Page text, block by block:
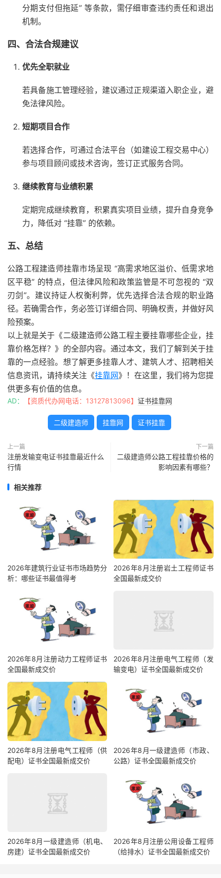
分期支付但拖延” 等条款，需仔细审查违约责任和退出
机制。
四、合法合规建议
优先全职就业
若具备施工管理经验，建议通过正规渠道入职企业，避
免法律风险。
短期项目合作
若选择合作，可通过合法平台（如建设工程交易中心）
参与项目顾问或技术咨询，签订正式服务合同。
继续教育与业绩积累
定期完成继续教育，积累真实项目业绩，提升自身竞争
力，降低对 “挂靠” 的依赖。
五、总结
公路工程建造师挂靠市场呈现 “高需求地区溢价、低需求地
区平稳” 的特点，但法律风险和政策监管是不可忽视的 “双
刃剑”。建议持证人权衡利弊，优先选择合法合规的职业路
径。若确需合作，务必签订详细合同、明确权责，并做好风
险预案。
以上就是关于《二级建造师公路工程主要挂靠哪些企业，挂
靠价格怎样？》的全部内容。通过本文，我们了解到关于挂
靠的一点经验。想了解更多挂靠人才、建筑人才、招聘相关
信息资讯，请持续关注《挂靠网》！在这里，我们将为您提
供更多有价值的信息。
AD： 【资质代办网电话：13127813096】 证书挂靠网
二级建造师 挂靠网 证书挂靠
上一篇
注册发输变电证书挂靠最近什么
行情
下一篇
二级建造师公路工程挂靠价格的
影响因素有哪些？
相关推荐
2026年建筑行业证书市场趋势分
析：哪些证书最值得考
2026年8月注册岩土工程师证书
全国最新成交价
2026年8月注册动力工程师证书
全国最新成交价
2026年8月注册电气工程师（发
输变电）证书全国最新成交价
2026年8月注册电气工程师（供
配电）证书全国最新成交价
2026年8月一级建造师（市政、
公路）证书全国最新成交价
2026年8月一级建造师（机电、
房建）证书全国最新成交价
2026年8月注册公用设备工程师
（给排水）证书全国最新成交价